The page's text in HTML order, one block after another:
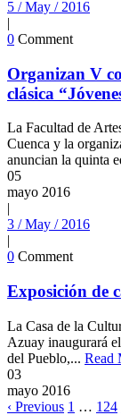
5 / May / 2016
|
0 Comment
Organizan V
clásica
La Facultad de
Cuenca y la
anuncian la quinta
05
mayo 2016
|
3 / May / 2016
|
0 Comment
Exposición de
La Casa de la
Azuay inaugurará
del Pueblo,... Read
03
mayo 2016
‹ Previous 1 … 124